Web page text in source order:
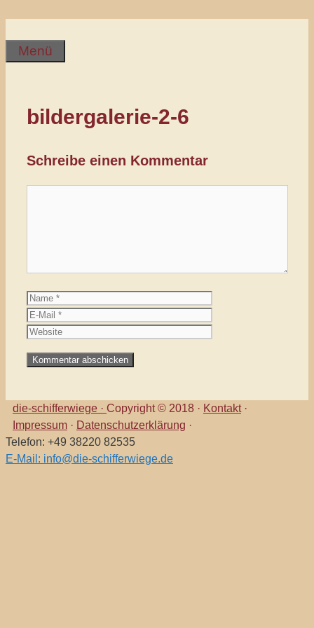
springen
Menü
bildergalerie-2-6
Schreibe einen Kommentar
Name
die-schifferwiege · Copyright © 2018 · Kontakt·
Impressum · Datenschutzerklärung ·
Telefon: +49 38220 82535
E-Mail: info@die-schifferwiege.de